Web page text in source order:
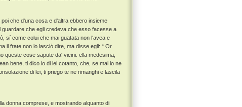
che d'una cosa e d'altra ebbero insieme
guardare che egli credeva che esso facesse a
sí come colui che mai guatata non l'avea e
il frate non lo lasciò dire, ma disse egli: “ Or
queste cose sapute da' vicini: ella medesima,
bene, ti dico io di lei cotanto, che, se mai io ne
di lei, ti priego te ne rimanghi e lascila
donna comprese, e mostrando alquanto di